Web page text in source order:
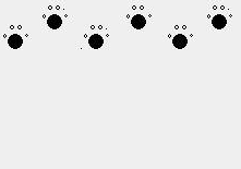
｡｡. ｡｡ ｡
｡ ﾟ●゜ ｡｡. ﾟ●゜ ｡｡ ﾟ●
.ﾟ●゜ ﾟ●゜ .ﾟ